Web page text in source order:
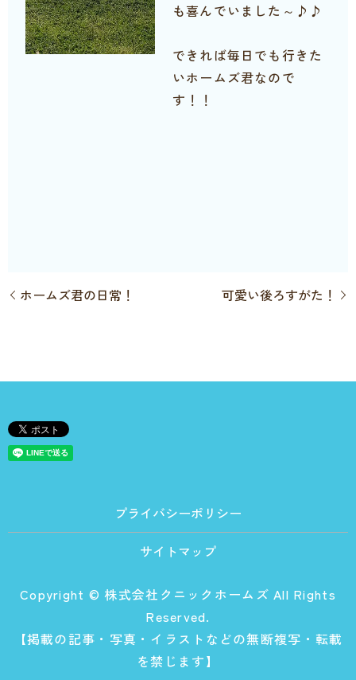
も喜んでいました～♪♪
できれば毎日でも行きた
いホームズ君なので
す！！
ホームズ君の日常！ 可愛い後ろすがた！
プライバシーポリシー
サイトマップ
Copyright © 株式会社クニックホームズ All Rights
Reserved.
【掲載の記事・写真・イラストなどの無断複写・転載
を禁じます】